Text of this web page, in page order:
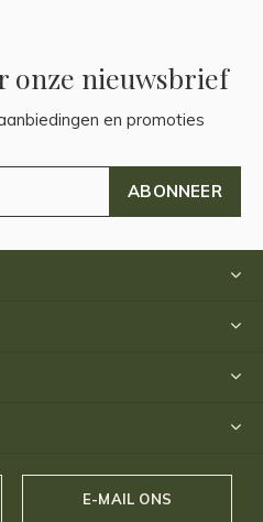
onze nieuwsbrief
en promoties
ABONNEER
E-MAIL ONS